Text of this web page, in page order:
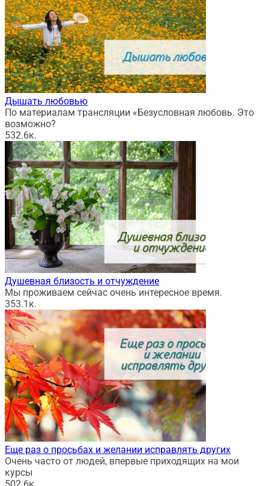
Дышать любовью
По материалам трансляции «Безусловная любовь. Это
возможно?
532.6к.
Душевная близость и отчуждение
Мы проживаем сейчас очень интересное время.
353.1к.
Еще раз о просьбах и желании исправлять других
Очень часто от людей, впервые приходящих на мои
курсы
502.6к.